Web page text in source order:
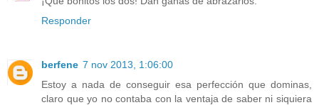
Responder
berfene 7 nov 2013, 1:06:00
Estoy a nada de conseguir esa perfección que dominas,
claro que yo no contaba con la ventaja de saber ni siquiera